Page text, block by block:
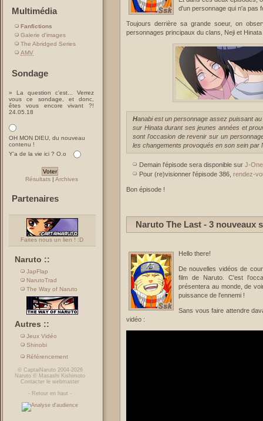
Multimédia
Fanfictions
Galerie d'images
The Abridged Series
AMV
Sondage
» La question c'est... Verrez
vous ce sondage, et donc,
êtes vous encore vivant ?!
24.05.18
OH MON DIEU, du nouveau
contenu !
Y'a de la vie ici ? O.o
Résultats| Archives
Partenaires
Faites nous un lien ! :D
Naruto ::
JapFlap
NarutoTrad
The Way of Naruto
Autres ::
Jeux Vidéo
Shinobi
Référencement
© CaptaiNaruto2004-2026
Naruto © Masashi Kishimoto
Contacter le webmaster
- Retour en haut -
d'un personnage qui n'a pas
Toujours derrière sa grande soeur, on
personnages principaux du clans, Neji et Hinata
Hanabi est un personnage assez puissant au sein du clan Hyûga. Elle prend notamment le dessus
sur Hinata durant ses jeunes années et
sont l'occasion de revenir sur un
les changements provoqués en son sein par
Demain l'épisode sera disponible sur J-One
Pour (re)visionner l'épisode 386, rendez-
Bon épisode !
Naruto The Last - 3 nouveaux
Hello there!
De nouvelles vidéos de
film de Naruto. C'est
présentera au monde, de
puissance de l'ennemi !
Sans vous faire attendre
vidéo :